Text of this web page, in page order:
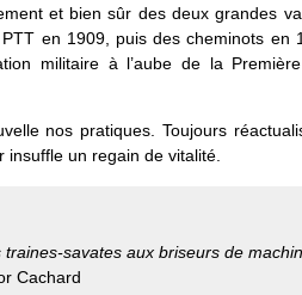
et bien sûr des deux grandes
en 1909, puis des cheminots en
militaire à l’aube de la
nos pratiques. Toujours
insuffle un regain de vitalité.
savates aux briseurs de
Cachard